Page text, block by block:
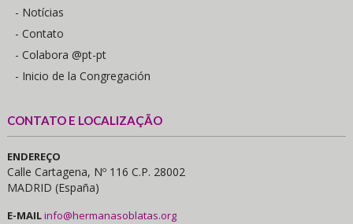
- Notícias
- Contato
- Colabora @pt-pt
- Inicio de la Congregación
CONTATO E LOCALIZAÇÃO
ENDEREÇO
Calle Cartagena, Nº 116 C.P. 28002
MADRID (España)
E-MAILinfo@hermanasoblatas.org